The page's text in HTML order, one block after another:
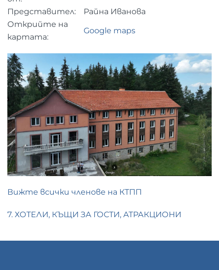
Представител:
Райна Иванова
Открийте на
картата:
Google maps
Вижте всички членове на КТПП
7. ХОТЕЛИ, КЪЩИ ЗА ГОСТИ, АТРАКЦИОНИ